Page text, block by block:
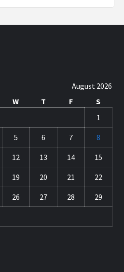
August 2026
W T F
S
1
5 6 7 8
12 13 14 15
19 20 21 22
26 27 28 29